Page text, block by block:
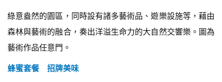
綠意盎然的園區，同時設有諸多藝術品、遊樂設施等，藉由
森林與藝術的融合，奏出洋溢生命力的大自然交響樂。圖為
藝術作品任意門。
蜂蜜套餐 招牌美味